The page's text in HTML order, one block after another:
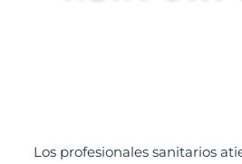
Los profesionales sanitarios